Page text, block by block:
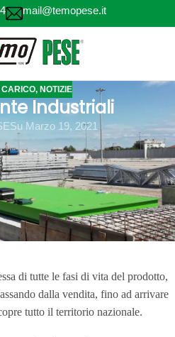
mail@temopese.it
, NOTIZIE
Industriali
Su Marzo 19, 2021
un ruolo di primo piano nella
industriali,pese a pontee sistemi
maturata negli anni, ha
e i suoi prodotti sono garanzia di
di tutte le fasi di vita del prodotto,
dalla vendita, fino ad arrivare
tutto il territorio nazionale.